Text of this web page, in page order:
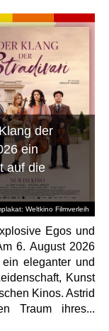
Weltkino Filmverleih
der
ein
auf die
Egos und
6. August 2026
eleganter und
Kunst
Kinos. Astrid
Traum ihres...